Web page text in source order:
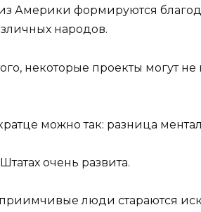
Америки формируются
народов.
некоторые проекты могут
можно так: разница
очень развита.
люди стараются